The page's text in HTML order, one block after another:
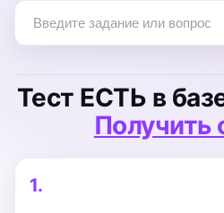
Тест ЕСТЬ в
Получить
1.